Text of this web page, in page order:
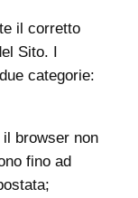
il corretto
Sito. I
categorie:
browser non
fino ad